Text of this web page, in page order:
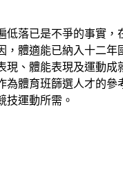
低落已是不爭的事實
，體適能已納入十二
現、體能表現及運動
為體育班篩選人才的
技運動所需。